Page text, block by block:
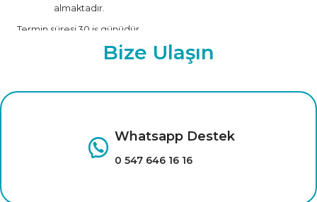
almaktadır.
Termin süresi 30 iş günüdür.
Bize Ulaşın
Whatsapp Destek
0 547 646 16 16